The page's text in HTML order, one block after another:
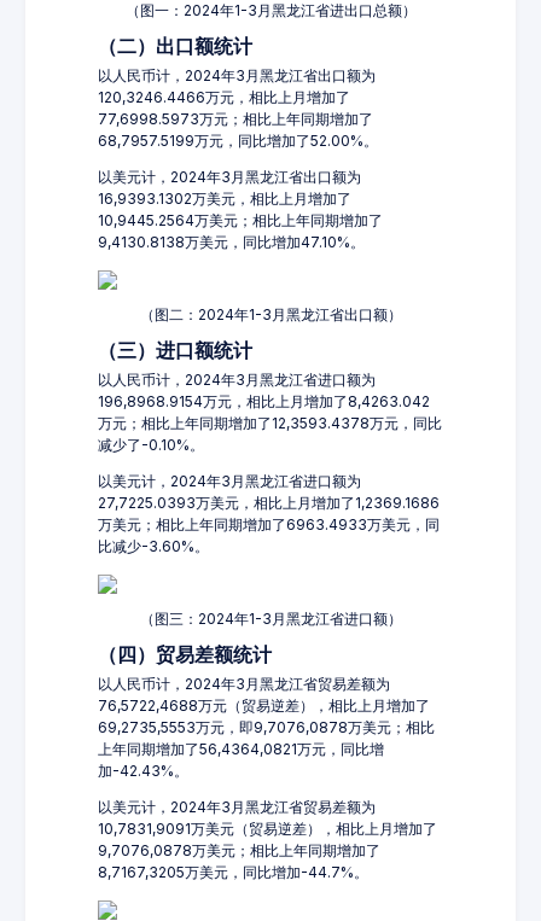
（图一：2024年1-3月黑龙江省进出口总额）
（二）出口额统计
以人民币计，2024年3月黑龙江省出口额为
120,3246.4466万元，相比上月增加了
77,6998.5973万元；相比上年同期增加了
68,7957.5199万元，同比增加了52.00%。
以美元计，2024年3月黑龙江省出口额为
16,9393.1302万美元，相比上月增加了
10,9445.2564万美元；相比上年同期增加了
9,4130.8138万美元，同比增加47.10%。
（图二：2024年1-3月黑龙江省出口额）
（三）进口额统计
以人民币计，2024年3月黑龙江省进口额为
196,8968.9154万元，相比上月增加了8,4263.042
万元；相比上年同期增加了12,3593.4378万元，同比
减少了-0.10%。
以美元计，2024年3月黑龙江省进口额为
27,7225.0393万美元，相比上月增加了1,2369.1686
万美元；相比上年同期增加了6963.4933万美元，同
比减少-3.60%。
（图三：2024年1-3月黑龙江省进口额）
（四）贸易差额统计
以人民币计，2024年3月黑龙江省贸易差额为
76,5722,4688万元（贸易逆差），相比上月增加了
69,2735,5553万元，即9,7076,0878万美元；相比
上年同期增加了56,4364,0821万元，同比增
加-42.43%。
以美元计，2024年3月黑龙江省贸易差额为
10,7831,9091万美元（贸易逆差），相比上月增加了
9,7076,0878万美元；相比上年同期增加了
8,7167,3205万美元，同比增加-44.7%。